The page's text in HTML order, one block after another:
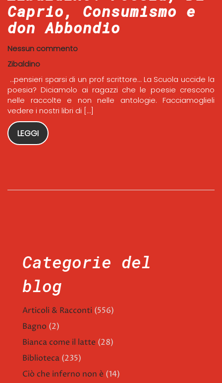
Caprio, Consumismo e
don Abbondio
Nessun commento
Zibaldino
…pensieri sparsi di un prof scrittore… La Scuola uccide la
poesia? Diciamolo ai ragazzi che le poesie crescono
nelle raccolte e non nelle antologie. Facciamoglieli
vedere i nostri libri di […]
LEGGI
Categorie del
blog
Articoli & Racconti (556)
Bagno (2)
Bianca come il latte (28)
Biblioteca (235)
Ciò che inferno non è (14)